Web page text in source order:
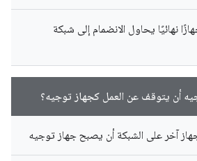
نهائيًا يحاول الانضمام إلى شبكة
أن يتوقف عن العمل كجهاز توجيه؟
آخر على الشبكة أن يصبح جهاز توجيه